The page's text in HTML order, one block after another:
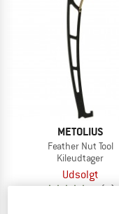
METOLIUS
Feather Nut Tool
Kileudtager
Udsolgt
5,0(1)